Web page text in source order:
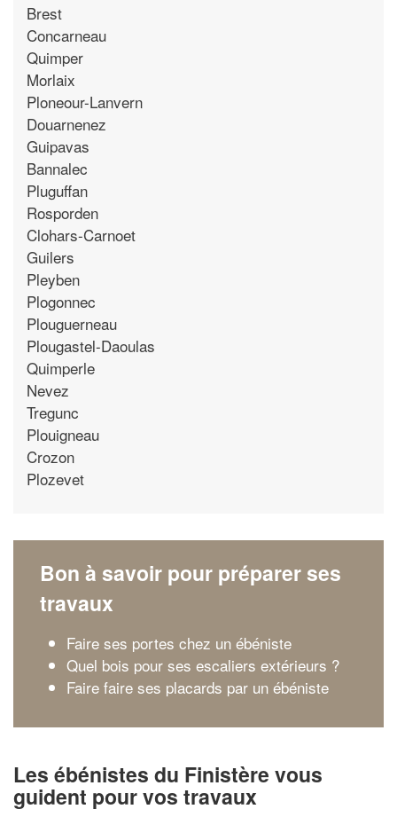
Brest
Concarneau
Quimper
Morlaix
Ploneour-Lanvern
Douarnenez
Guipavas
Bannalec
Pluguffan
Rosporden
Clohars-Carnoet
Guilers
Pleyben
Plogonnec
Plouguerneau
Plougastel-Daoulas
Quimperle
Nevez
Tregunc
Plouigneau
Crozon
Plozevet
Bon à savoir pour préparer ses
travaux
Faire ses portes chez un ébéniste
Quel bois pour ses escaliers extérieurs ?
Faire faire ses placards par un ébéniste
Les ébénistes du Finistère vous
guident pour vos travaux